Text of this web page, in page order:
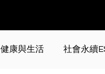
健康與生活 社會永續